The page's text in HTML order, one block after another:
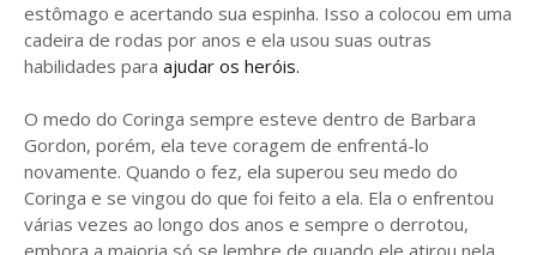
estômago e acertando sua espinha. Isso a colocou em uma
cadeira de rodas por anos e ela usou suas outras
habilidades para ajudar os heróis.
O medo do Coringa sempre esteve dentro de Barbara
Gordon, porém, ela teve coragem de enfrentá-lo
novamente. Quando o fez, ela superou seu medo do
Coringa e se vingou do que foi feito a ela. Ela o enfrentou
várias vezes ao longo dos anos e sempre o derrotou,
embora a maioria só se lembre de quando ele atirou nela.